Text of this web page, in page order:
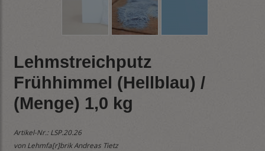
Lehmstreichputz
Frühhimmel (Hellblau) /
(Menge) 1,0 kg
Artikel-Nr.:LSP.20.26
von Lehmfa[r]brik Andreas Tietz